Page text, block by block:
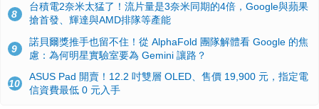
8
台積電2奈米太猛了！流片量是3奈米同期的4倍，Google與蘋果
搶首發、輝達與AMD排隊等產能
9
諾貝爾獎推手也留不住！從 AlphaFold 團隊解體看 Google 的焦
慮：為何明星實驗室要為 Gemini 讓路？
10
ASUS Pad 開賣！12.2 吋雙層 OLED、售價 19,900 元，指定電
信資費最低 0 元入手